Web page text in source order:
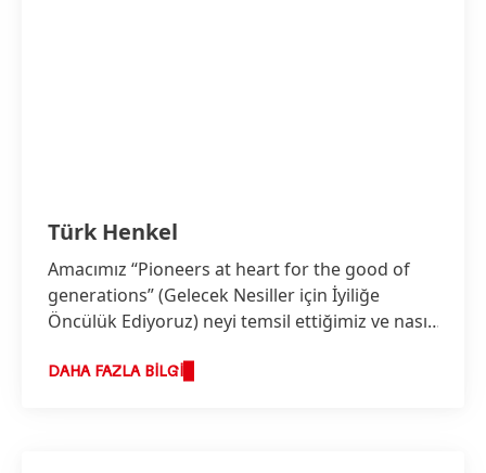
Türk Henkel
Amacımız “Pioneers at heart for the good of
generations”(Gelecek Nesiller için İyiliğe
Öncülük Ediyoruz) neyi temsil ettiğimiz ve nasıl
stratejimizin temelini oluşturur.
DAHA FAZLA BILGI